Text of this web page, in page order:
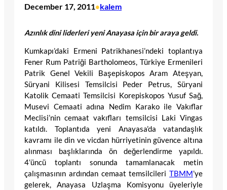
December 17, 2011•kalem
Azınlık dini liderleri yeni Anayasa için bir araya geldi.
Kumkapı’daki Ermeni Patrikhanesi’ndeki toplantıya
Fener Rum Patriği Bartholomeos, Türkiye Ermenileri
Patrik Genel Vekili Başepiskopos Aram Ateşyan,
Süryani Kilisesi Temsilcisi Peder Petrus, Süryani
Katolik Cemaati Temsilcisi Korepiskopos Yusuf Sağ,
Musevi Cemaati adına Nedim Karako ile Vakıflar
Meclisi’nin cemaat vakıfları temsilcisi Laki Vingas
katıldı. Toplantıda yeni Anayasa’da vatandaşlık
kavramı ile din ve vicdan hürriyetinin güvence altına
alınması başlıklarında ön değerlendirme yapıldı.
4’üncü toplantı sonunda tamamlanacak metin
çalışmasının ardından cemaat temsilcileri TBMM’ye
gelerek, Anayasa Uzlaşma Komisyonu üyeleriyle